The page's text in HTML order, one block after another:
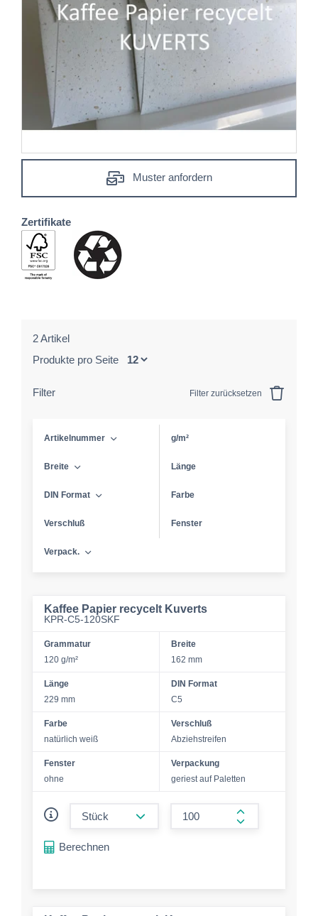
Muster anfordern
Zertifikate
2 Artikel
Produkte pro Seite
Filter Filter zurücksetzen
Artikelnummer g/m²
Breite Länge
DIN Format Farbe
Verschluß Fenster
Verpack.
Kaffee Papier recycelt Kuverts
KPR-C5-120SKF
Grammatur
120 g/m²
Breite
162 mm
Länge
229 mm
DIN Format
C5
Farbe
natürlich weiß
Verschluß
Abziehstreifen
Fenster
ohne
Verpackung
geriest auf Paletten
form.increase-
Berechnen